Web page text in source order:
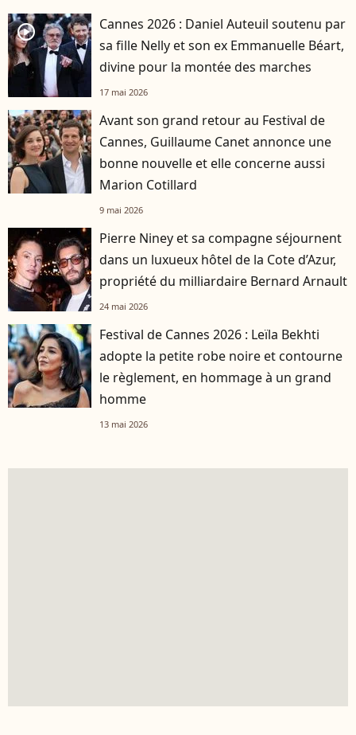
player2
Cannes 2026 : Daniel Auteuil soutenu par
sa fille Nelly et son ex Emmanuelle Béart,
divine pour la montée des marches
17 mai 2026
Avant son grand retour au Festival de
Cannes, Guillaume Canet annonce une
bonne nouvelle et elle concerne aussi
Marion Cotillard
9 mai 2026
Pierre Niney et sa compagne séjournent
dans un luxueux hôtel de la Cote d’Azur,
propriété du milliardaire Bernard Arnault
24 mai 2026
Festival de Cannes 2026 : Leïla Bekhti
adopte la petite robe noire et contourne
le règlement, en hommage à un grand
homme
13 mai 2026